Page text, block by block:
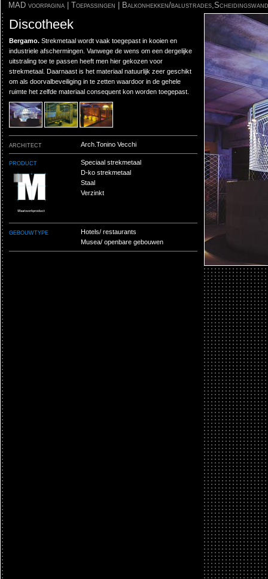
MAD voorpagina Toepassingen Balkonhekken/balustrades,
Discotheek
Bergamo. Strekmetaal wordt vaak toegepast in kooien en
industriele afschermingen. Vanwege de wens om een dergelijke
uitstraling toe te passen heeft men hier gekozen voor
strekmetaal. Daarnaast is het materiaal natuurlijk zeer geschikt
om als doorvalbeveiliging in te zetten waardoor in de gehele
ruimte het zelfde materiaal consequent kon worden toegepast.
architect Arch.Tonino Vecchi
product
Speciaal strekmetaal
D-ko strekmetaal
Staal
Verzinkt
gebouwtype
Hotels/ restaurants
Musea/ openbare gebouwen